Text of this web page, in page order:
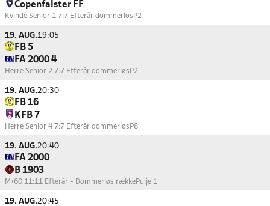
Copenfalster FF
Kvinde Senior 1 7:7 Efterår dommerløs P2
19. AUG.19:05
FB 5
FA 2000 4
Herre Senior 2 7:7 Efterår dommerløs P2
19. AUG.20:30
FB 16
KFB 7
Herre Senior 4 7:7 Efterår dommerløs P8
19. AUG.20:40
FA 2000
B 1903
M+60 11:11 Efterår - Dommerløs rækkePulje 1
19. AUG.20:45